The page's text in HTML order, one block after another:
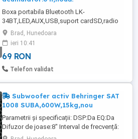
Boxa portabila Bluetooth LK-
34BT,LED,AUX,USB,suport cardSD,radio
FM,Autonomie acumulator:6 h,nouă.
Reproduce muzica de pe card micro SD
sau dispozitive USB flash, precum si de la
orice device care are functia Bluetooth.
Specificatii Autonomie acumulator:6 h
Distanta ...
Brad, Hunedoara
ieri 10:41
69 RON
Telefon validat
Subwoofer activ Behringer SAT
1008 SUBA,600W,15kg,nou
Parametrii și specificații: DSP:Da EQ:Da
Difuzor de joase:8" Interval de frecvență:
30 Hz - 145 Hz Putere (Watt):600W